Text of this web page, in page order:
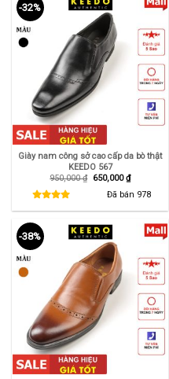
-32%
Giày nam công sở cao cấp da bò thật
KEEDO 567
950,000₫ Giá
950,000 ₫.
650,000₫Giá
hiện
tại
là:
650,000 ₫.
Đã bán 978
-38%